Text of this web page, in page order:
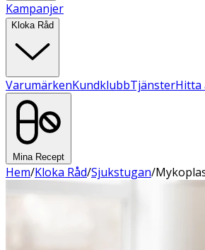
Kampanjer
Kloka Råd
VarumärkenKundklubbTjänsterHitta
Mina Recept
Hem/Kloka Råd/Sjukstugan/